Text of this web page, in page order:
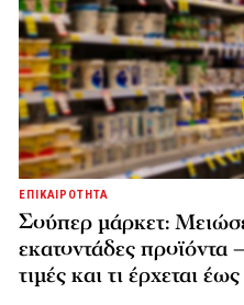
ΕΠΙΚΑΙΡΟΤΗΤΑ
Σούπερ μάρκετ:
εκατοντάδες
τιμές και τι έρχεται